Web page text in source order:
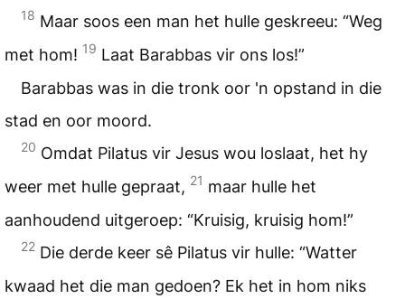
18 Maar soos een man het hulle geskreeu: “Weg
met hom! 19 Laat Barabbas vir ons los!”
Barabbas was in die tronk oor 'n opstand in die
stad en oor moord.
20 Omdat Pilatus vir Jesus wou loslaat, het hy
weer met hulle gepraat, 21 maar hulle het
aanhoudend uitgeroep: “Kruisig, kruisig hom!”
22 Die derde keer sê Pilatus vir hulle: “Watter
kwaad het die man gedoen? Ek het in hom niks